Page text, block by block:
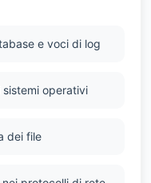
e voci di log
sistemi operativi
dei file